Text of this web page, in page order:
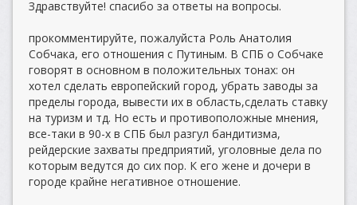
Здравствуйте! спасибо за ответы на вопросы.
прокомментируйте, пожалуйста Роль Анатолия
Собчака, его отношения с Путиным. В СПБ о Собчаке
говорят в основном в положительных тонах: он
хотел сделать европейский город, убрать заводы за
пределы города, вывести их в область,сделать ставку
на туризм и тд. Но есть и противоположные мнения,
все-таки в 90-х в СПБ был разгул бандитизма,
рейдерские захваты предприятий, уголовные дела по
которым ведутся до сих пор. К его жене и дочери в
городе крайне негативное отношение.